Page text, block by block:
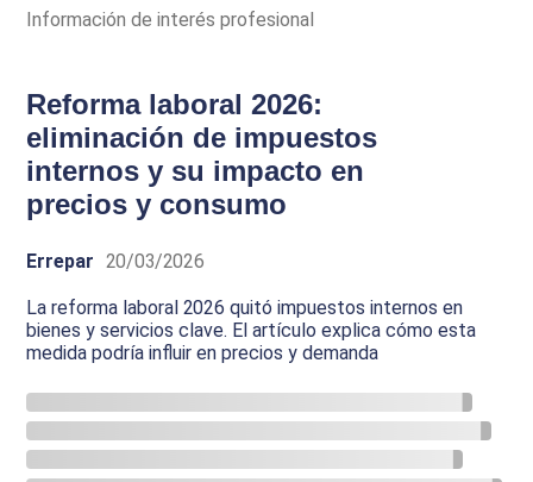
Información de interés profesional
Reforma laboral 2026:
eliminación de impuestos
internos y su impacto en
precios y consumo
Errepar 20/03/2026
La reforma laboral 2026 quitó impuestos internos en
bienes y servicios clave. El artículo explica cómo esta
medida podría influir en precios y demanda